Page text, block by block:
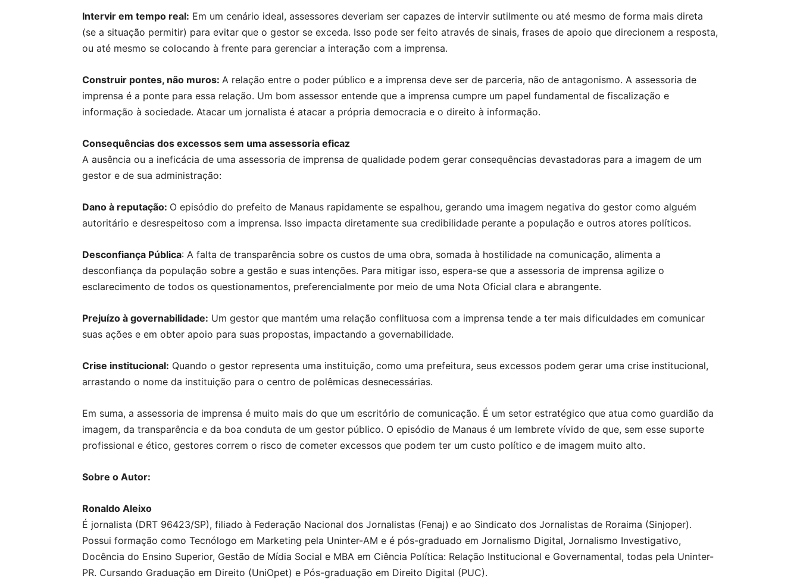
Intervir em tempo real: Em um cenário ideal, assessores deveriam ser capazes de intervir sutilmente ou até mesmo de forma mais direta
(se a situação permitir) para evitar que o gestor se exceda. Isso pode ser feito através de sinais, frases de apoio que direcionem a resposta,
ou até mesmo se colocando à frente para gerenciar a interação com a imprensa.
Construir pontes, não muros: A relação entre o poder público e a imprensa deve ser de parceria, não de antagonismo. A assessoria de
imprensa é a ponte para essa relação. Um bom assessor entende que a imprensa cumpre um papel fundamental de fiscalização e
informação à sociedade. Atacar um jornalista é atacar a própria democracia e o direito à informação.
Consequências dos excessos sem uma assessoria eficaz
A ausência ou a ineficácia de uma assessoria de imprensa de qualidade podem gerar consequências devastadoras para a imagem de um
gestor e de sua administração:
Dano à reputação: O episódio do prefeito de Manaus rapidamente se espalhou, gerando uma imagem negativa do gestor como alguém
autoritário e desrespeitoso com a imprensa. Isso impacta diretamente sua credibilidade perante a população e outros atores políticos.
Desconfiança Pública: A falta de transparência sobre os custos de uma obra, somada à hostilidade na comunicação, alimenta a
desconfiança da população sobre a gestão e suas intenções. Para mitigar isso, espera-se que a assessoria de imprensa agilize o
esclarecimento de todos os questionamentos, preferencialmente por meio de uma Nota Oficial clara e abrangente.
Prejuízo à governabilidade: Um gestor que mantém uma relação conflituosa com a imprensa tende a ter mais dificuldades em comunicar
suas ações e em obter apoio para suas propostas, impactando a governabilidade.
Crise institucional: Quando o gestor representa uma instituição, como uma prefeitura, seus excessos podem gerar uma crise institucional,
arrastando o nome da instituição para o centro de polêmicas desnecessárias.
Em suma, a assessoria de imprensa é muito mais do que um escritório de comunicação. É um setor estratégico que atua como guardião da
imagem, da transparência e da boa conduta de um gestor público. O episódio de Manaus é um lembrete vívido de que, sem esse suporte
profissional e ético, gestores correm o risco de cometer excessos que podem ter um custo político e de imagem muito alto.
Sobre o Autor:
Ronaldo Aleixo
É jornalista (DRT 96423/SP), filiado à Federação Nacional dos Jornalistas (Fenaj) e ao Sindicato dos Jornalistas de Roraima (Sinjoper).
Possui formação como Tecnólogo em Marketing pela Uninter-AM e é pós-graduado em Jornalismo Digital, Jornalismo Investigativo,
Docência do Ensino Superior, Gestão de Mídia Social e MBA em Ciência Política: Relação Institucional e Governamental, todas pela Uninter-
PR. Cursando Graduação em Direito (UniOpet) e Pós-graduação em Direito Digital (PUC).